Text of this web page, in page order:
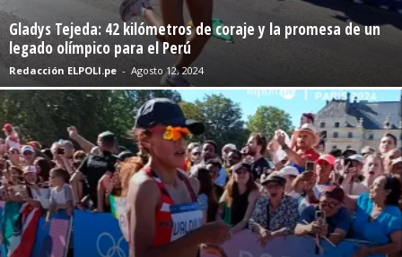
Gladys Tejeda: 42 kilómetros de coraje y la promesa de un
legado olímpico para el Perú
Redacción ELPOLI.pe - Agosto 12, 2024